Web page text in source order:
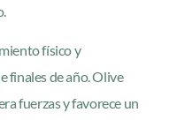
físico y
finales de año. Olive
fuerzas y favorece un